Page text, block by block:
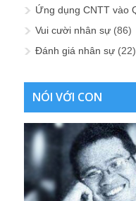
Ứng dụng CNTT vào
Vui cười nhân sự (86)
Đánh giá nhân sự (22)
NÓI VỚI CON